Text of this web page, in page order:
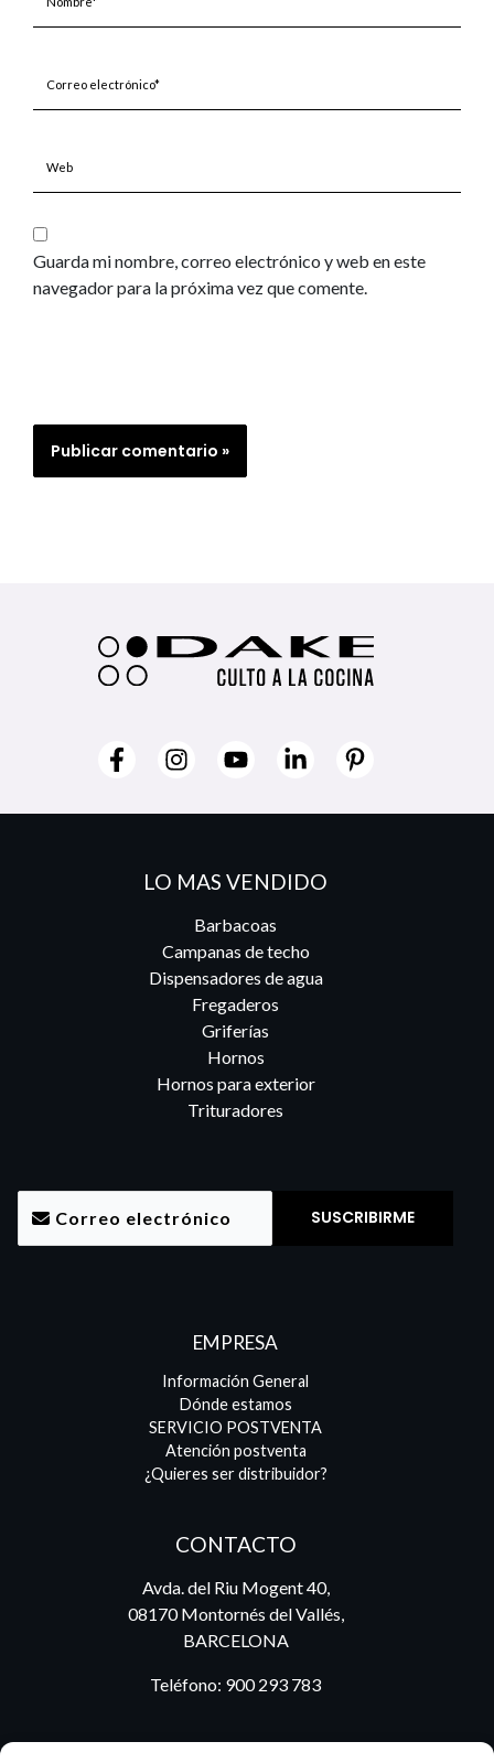
electrónico*
Guarda mi nombre, correo electrónico y web en este
navegador para la próxima vez que comente.
LO MAS VENDIDO
Barbacoas
Campanas de techo
Dispensadores de agua
Fregaderos
Griferías
Hornos
Hornos para exterior
Trituradores
EMPRESA
Información General
Dónde estamos
SERVICIO POSTVENTA
Atención postventa
¿Quieres ser distribuidor?
CONTACTO
Avda. del Riu Mogent 40,
08170 Montornés del Vallés,
BARCELONA
Teléfono: 900 293 783